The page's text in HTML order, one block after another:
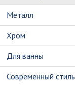
Металл
Хром
Для ванны
Современный стиль